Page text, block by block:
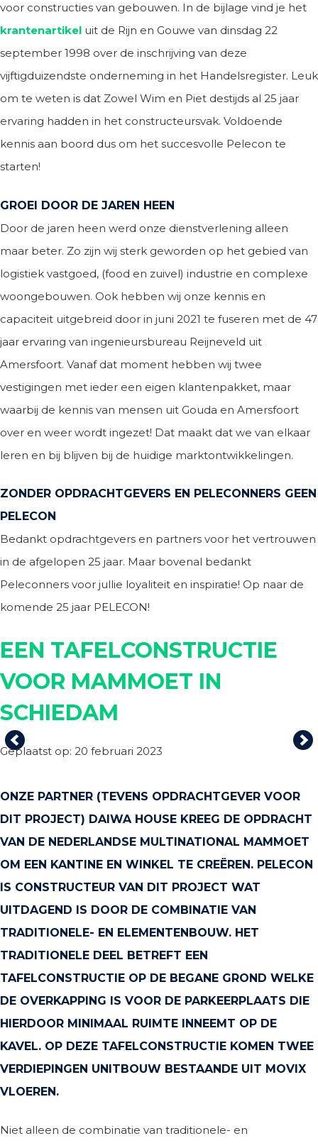
voor constructies van gebouwen. In de bijlage vind je het
krantenartikel uit de Rijn en Gouwe van dinsdag 22
september 1998 over de inschrijving van deze
vijftigduizendste onderneming in het Handelsregister. Leuk
om te weten is dat Zowel Wim en Piet destijds al 25 jaar
ervaring hadden in het constructeursvak. Voldoende
kennis aan boord dus om het succesvolle Pelecon te
starten!
GROEI DOOR DE JAREN HEEN
Door de jaren heen werd onze dienstverlening alleen
maar beter. Zo zijn wij sterk geworden op het gebied van
logistiek vastgoed, (food en zuivel) industrie en complexe
woongebouwen. Ook hebben wij onze kennis en
capaciteit uitgebreid door in juni 2021 te fuseren met de 47
jaar ervaring van ingenieursbureau Reijneveld uit
Amersfoort. Vanaf dat moment hebben wij twee
vestigingen met ieder een eigen klantenpakket, maar
waarbij de kennis van mensen uit Gouda en Amersfoort
over en weer wordt ingezet! Dat maakt dat we van elkaar
leren en bij blijven bij de huidige marktontwikkelingen.
ZONDER OPDRACHTGEVERS EN PELECONNERS GEEN
PELECON
Bedankt opdrachtgevers en partners voor het vertrouwen
in de afgelopen 25 jaar. Maar bovenal bedankt
Peleconners voor jullie loyaliteit en inspiratie! Op naar de
komende 25 jaar PELECON!
EEN TAFELCONSTRUCTIE
VOOR MAMMOET IN
SCHIEDAM
Previous
Geplaatst op: 20 februari 2023
ONZE PARTNER (TEVENS OPDRACHTGEVER VOOR
DIT PROJECT) DAIWA HOUSE KREEG DE OPDRACHT
VAN DE NEDERLANDSE MULTINATIONAL MAMMOET
OM EEN KANTINE EN WINKEL TE CREËREN. PELECON
IS CONSTRUCTEUR VAN DIT PROJECT WAT
UITDAGEND IS DOOR DE COMBINATIE VAN
TRADITIONELE- EN ELEMENTENBOUW. HET
TRADITIONELE DEEL BETREFT EEN
TAFELCONSTRUCTIE OP DE BEGANE GROND WELKE
DE OVERKAPPING IS VOOR DE PARKEERPLAATS DIE
HIERDOOR MINIMAAL RUIMTE INNEEMT OP DE
KAVEL. OP DEZE TAFELCONSTRUCTIE KOMEN TWEE
VERDIEPINGEN UNITBOUW BESTAANDE UIT MOVIX
VLOEREN.
Niet alleen de combinatie van traditionele- en